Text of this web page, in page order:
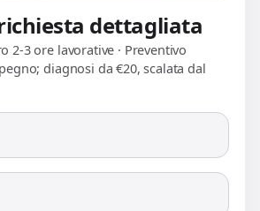
dettagliata
2-3 ore lavorative · Preventivo
diagnosi da €20, scalata dal